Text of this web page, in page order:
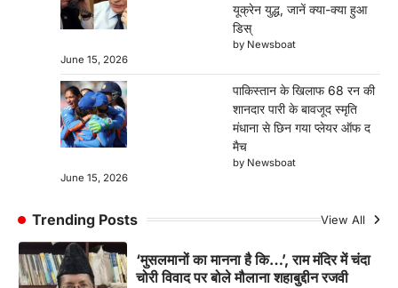
यूक्रेन युद्ध, जानें क्या-क्या हुआ
डिस्
by Newsboat
June 15, 2026
पाकिस्तान के खिलाफ 68 रन की
शानदार पारी के बावजूद स्मृति
मंधाना से छिन गया प्लेयर ऑफ द
मैच
by Newsboat
June 15, 2026
Trending Posts View All
June 15, 2026
US-Iran Peace Deal: अमेरिका और ईरान के बीच
‘मुसलमानों का मानना है कि…’, राम मंदिर में चंदा
चोरी विवाद पर बोले मौलाना शहाबुद्दीन रजवी
June 15, 2026
रुकने वाला है रूस-यूक्रेन युद्ध, जानें क्या-क्या
हुआ डिस्